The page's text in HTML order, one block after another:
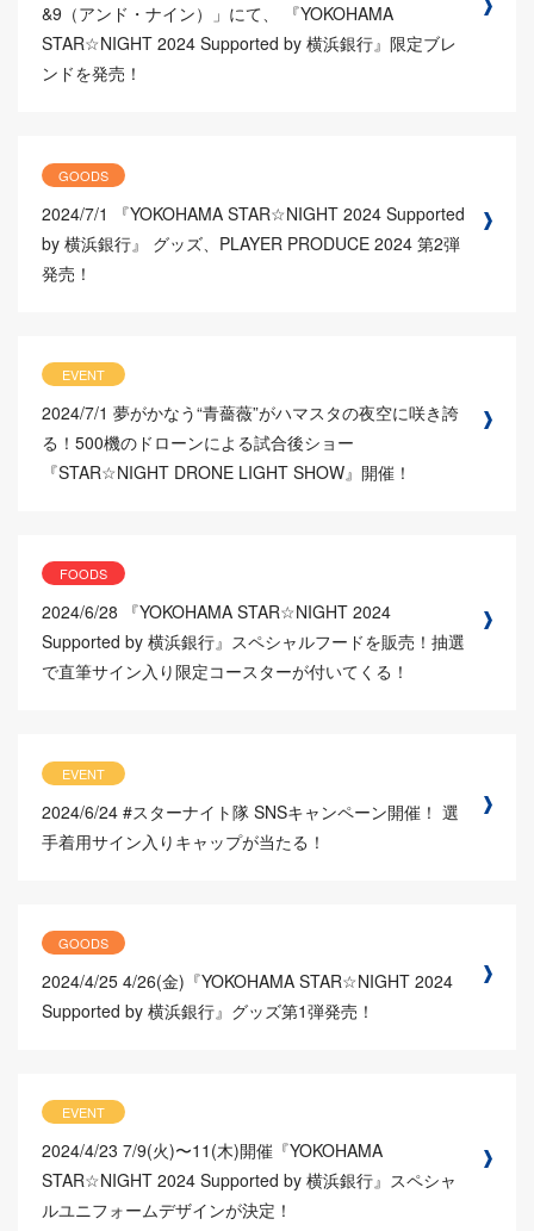
&9（アンド・ナイン）」にて、 『YOKOHAMA
STAR☆NIGHT 2024 Supported by 横浜銀行』限定ブレ
ンドを発売！
GOODS
2024/7/1
『YOKOHAMA STAR☆NIGHT 2024 Supported
by 横浜銀行』 グッズ、PLAYER PRODUCE 2024 第2弾
発売！
EVENT
2024/7/1 夢がかなう“青薔薇”がハマスタの夜空に咲き誇
る！500機のドローンによる試合後ショー
『STAR☆NIGHT DRONE LIGHT SHOW』開催！
FOODS
2024/6/28
『YOKOHAMA STAR☆NIGHT 2024
Supported by 横浜銀行』スペシャルフードを販売！抽選
で直筆サイン入り限定コースターが付いてくる！
EVENT
2024/6/24 #スターナイト隊 SNSキャンペーン開催！ 選
手着用サイン入りキャップが当たる！
GOODS
2024/4/25 4/26(金)『YOKOHAMA STAR☆NIGHT 2024
Supported by 横浜銀行』グッズ第1弾発売！
EVENT
2024/4/23 7/9(火)〜11(木)開催『YOKOHAMA
STAR☆NIGHT 2024 Supported by 横浜銀行』スペシャ
ルユニフォームデザインが決定！